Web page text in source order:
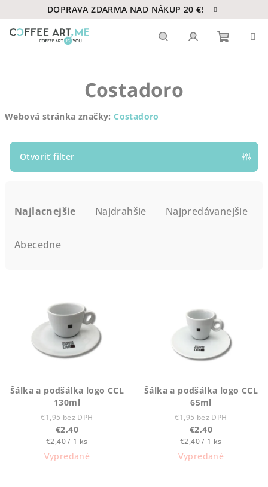
na
obsah
DOPRAVA ZDARMA NAD NÁKUP 20 €!
Costadoro
Webová stránka značky: Costadoro
Otvoriť filter
k
Najlacnejšie Najdrahšie Najpredávanejšie
Abecedne
rŠálka a podšálka logo CCL
130ml
€1,95 bez DPH
€2,40
Jednotková
cena:
€2,40 / 1 ks
Vypredané
Šálka a podšálka logo CCL
65ml
€1,95 bez DPH
€2,40
Jednotková
cena:
€2,40 / 1 ks
Vypredané